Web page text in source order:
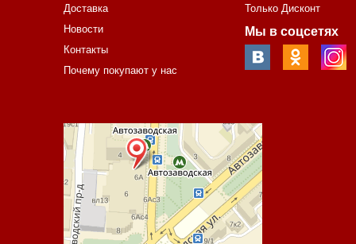
Доставка
Новости
Контакты
Почему покупают у нас
Только Дисконт
Мы в соцсетях